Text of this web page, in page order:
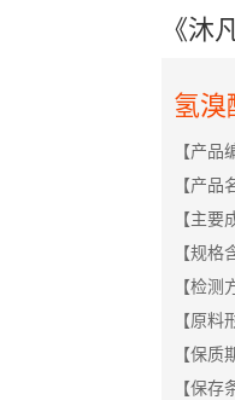
《沐
氢溴
【产
【产
【主
【规
【检
【原
【保
【保